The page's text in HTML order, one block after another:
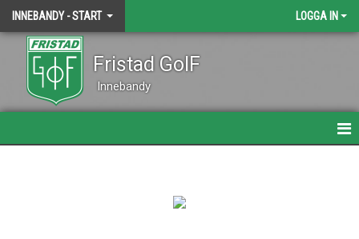
INNEBANDY - START LOGGA IN
Fristad GoIF
Innebandy